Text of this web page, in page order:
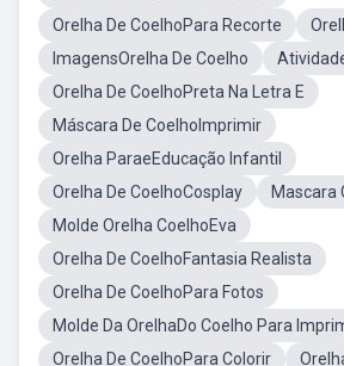
Orelha De CoelhoPara Recorte
ImagensOrelha De Coelho
Orelha De CoelhoPreta Na Letra E
Máscara De CoelhoImprimir
Orelha ParaeEducação Infantil
Orelha De CoelhoCosplay
Mascara
Molde Orelha CoelhoEva
Orelha De CoelhoFantasia Realista
Orelha De CoelhoPara Fotos
Molde Da OrelhaDo Coelho Para
Orelha De CoelhoPara Colorir